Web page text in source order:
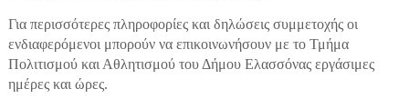
Για περισσότερες πληροφορίες και δηλώσεις συμμετοχής οι
ενδιαφερόμενοι μπορούν να επικοινωνήσουν με το Τμήμα
Πολιτισμού και Αθλητισμού του Δήμου Ελασσόνας εργάσιμες
ημέρες και ώρες.